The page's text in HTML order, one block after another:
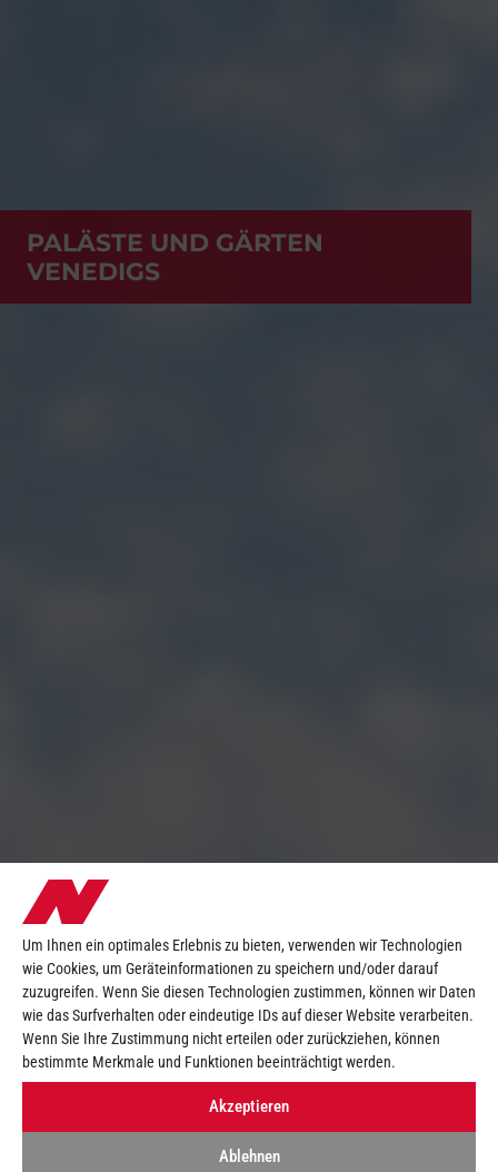
Um Ihnen ein optimales Erlebnis zu bieten, verwenden wir Technologien
wie Cookies, um Geräteinformationen zu speichern und/oder darauf
zuzugreifen. Wenn Sie diesen Technologien zustimmen, können wir Daten
wie das Surfverhalten oder eindeutige IDs auf dieser Website verarbeiten.
Wenn Sie Ihre Zustimmung nicht erteilen oder zurückziehen, können
bestimmte Merkmale und Funktionen beeinträchtigt werden.
Akzeptieren
Ablehnen
PALÄSTE UND GÄRTEN
VENEDIGS